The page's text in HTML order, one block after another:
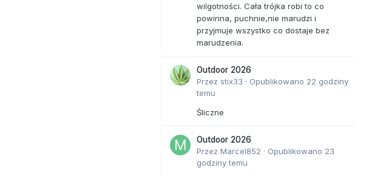
wilgotności. Cała trójka robi to co
powinna, puchnie,nie marudzi i
przyjmuje wszystko co dostaje bez
marudzenia.
Outdoor 2026
Przez stix33 · Opublikowano 22 godziny
temu
Śliczne
Outdoor 2026
Przez Marcel852 · Opublikowano 23
godziny temu